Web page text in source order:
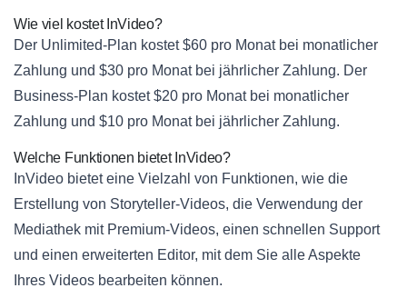
Wie viel kostet InVideo?
Der Unlimited-Plan kostet $60 pro Monat bei monatlicher
Zahlung und $30 pro Monat bei jährlicher Zahlung. Der
Business-Plan kostet $20 pro Monat bei monatlicher
Zahlung und $10 pro Monat bei jährlicher Zahlung.
Welche Funktionen bietet InVideo?
InVideo bietet eine Vielzahl von Funktionen, wie die
Erstellung von Storyteller-Videos, die Verwendung der
Mediathek mit Premium-Videos, einen schnellen Support
und einen erweiterten Editor, mit dem Sie alle Aspekte
Ihres Videos bearbeiten können.